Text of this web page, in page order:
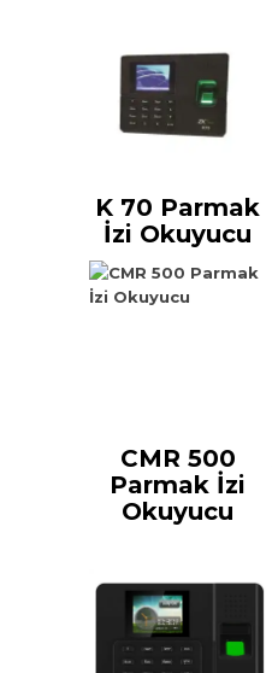
K 70 Parmak
İzi Okuyucu
CMR 500
Parmak İzi
Okuyucu